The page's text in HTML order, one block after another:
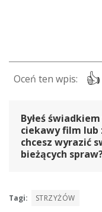
Byłeś
ciekawy film lub
chcesz wyrazić
bieżących
Tagi: STRZYŻÓW